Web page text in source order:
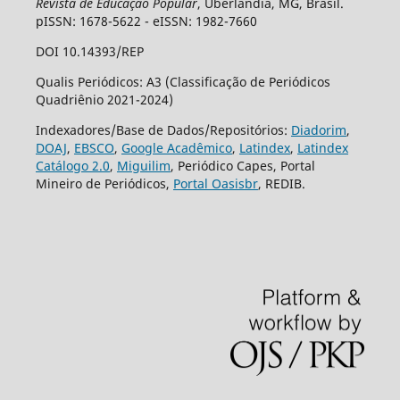
pISSN: 1678-5622 - eISSN: 1982-7660
DOI 10.14393/REP
Qualis Periódicos: A3 (Classificação de Periódicos
Quadriênio 2021-2024)
Indexadores/Base de Dados/Repositórios: Diadorim,
DOAJ, EBSCO, Google Acadêmico, Latindex, Latindex
Catálogo 2.0, Miguilim, Periódico Capes, Portal
Mineiro de Periódicos, Portal Oasisbr, REDIB.